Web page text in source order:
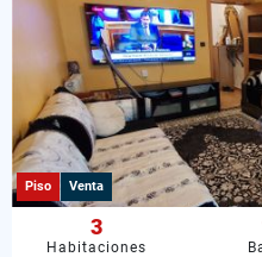
Piso Venta
3
Habitaciones